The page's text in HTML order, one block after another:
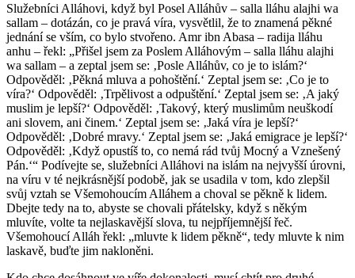
Služebníci Alláhovi, když byl Posel Alláhův – salla lláhu alajhi wa
sallam – dotázán, co je pravá víra, vysvětlil, že to znamená pěkné
jednání se vším, co bylo stvořeno. Amr ibn Abasa – radija lláhu
anhu – řekl: „Přišel jsem za Poslem Alláhovým – salla lláhu alajhi
wa sallam – a zeptal jsem se: ‚Posle Alláhův, co je to islám?‘
Odpověděl: ‚Pěkná mluva a pohoštění.‘ Zeptal jsem se: ‚Co je to
víra?‘ Odpověděl: ‚Trpělivost a odpuštění.‘ Zeptal jsem se: ‚A jaký
muslim je lepší?‘ Odpověděl: ‚Takový, který muslimům neuškodí
ani slovem, ani činem.‘ Zeptal jsem se: ‚Jaká víra je lepší?‘
Odpověděl: ‚Dobré mravy.‘ Zeptal jsem se: ‚Jaká emigrace je lepší?‘
Odpověděl: ‚Když opustíš to, co nemá rád tvůj Mocný a Vznešený
Pán.‘“ Podívejte se, služebníci Alláhovi na islám na nejvyšší úrovni,
na víru v té nejkrásnější podobě, jak se usadila v tom, kdo zlepšil
svůj vztah se Všemohoucím Alláhem a choval se pěkně k lidem.
Dbejte tedy na to, abyste se chovali přátelsky, když s někým
mluvíte, volte ta nejlaskavější slova, tu nejpříjemnější řeč.
Všemohoucí Alláh řekl: „mluvte k lidem pěkně“, tedy mluvte k nim
laskavě, buďte jim nakloněni.